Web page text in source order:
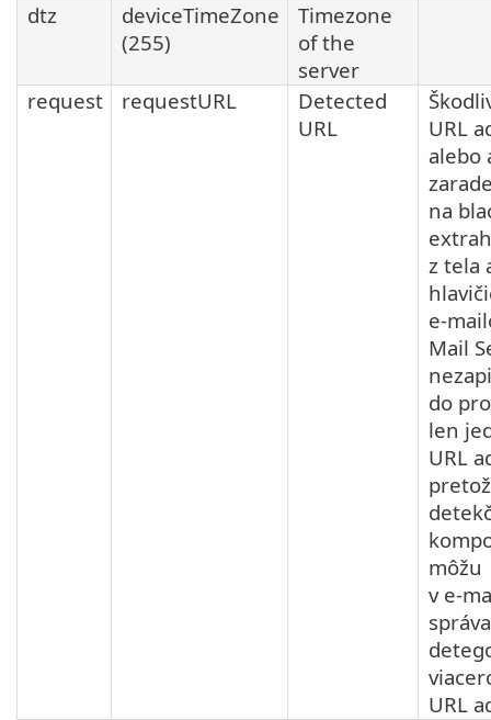
dtz
deviceTimeZone
(255)
Timezone
of the
server
request
requestURL
Detected
URL
URL
alebo
na
z tela
Mail
do
len
URL
môžu
v
URL